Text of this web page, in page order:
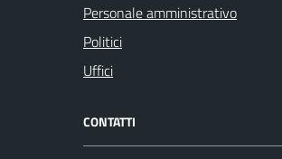
Personale amministrativo
Politici
Uffici
CONTATTI